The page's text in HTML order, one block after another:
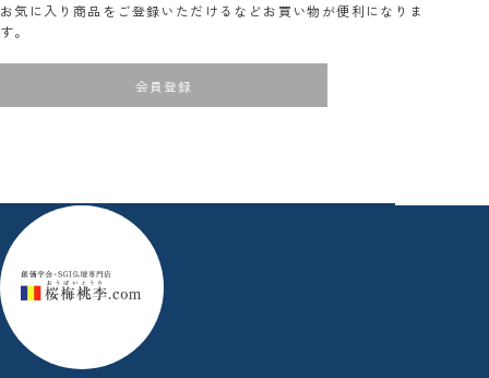
お気に入り商品をご登録いただけるなどお買い物が便利になりま
す。
会員登録